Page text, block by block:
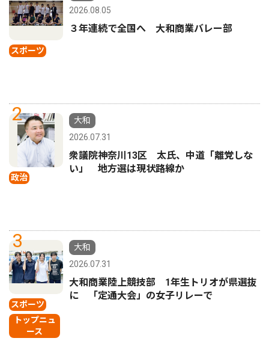
スポーツ
2026.08.05
３年連続で全国へ 大和商業バレー部
2
政治
大和
2026.07.31
衆議院神奈川13区 太氏、中道「離党しな
い」 地方選は現状路線か
3
スポーツ
トップニュ
ース
大和
2026.07.31
大和商業陸上競技部 1年生トリオが県選抜
に 「定通大会」の女子リレーで